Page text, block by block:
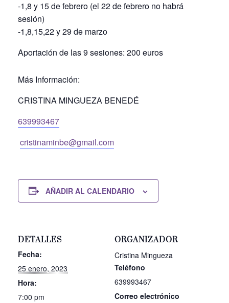
-1,8 y 15 de febrero (el 22 de febrero no habrá
sesión)
-1,8,15,22 y 29 de marzo
Aportación de las 9 sesiones: 200 euros
Más Información:
CRISTINA MINGUEZA BENEDÉ
639993467
cristinaminbe@gmail.com
AÑADIR AL CALENDARIO
DETALLES
Fecha:
25 enero, 2023
Hora:
7:00 pm
ORGANIZADOR
Cristina Mingueza
Teléfono
639993467
Correo electrónico